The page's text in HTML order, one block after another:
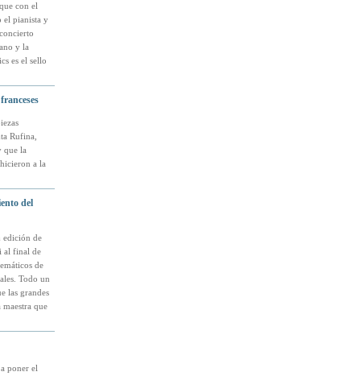
con el
el pianista y
y la
es el sello
Rufina,
que la
a la
del
edición de
al final de
de
Todo un
las grandes
que
poner el